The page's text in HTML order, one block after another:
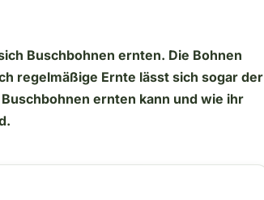
Buschbohnen ernten. Die Bohnen
regelmäßige Ernte lässt sich sogar der
ernten kann und wie ihr